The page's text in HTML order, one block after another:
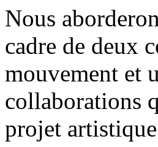
Nous
cadre de deux
mouvement et
collaborations
projet